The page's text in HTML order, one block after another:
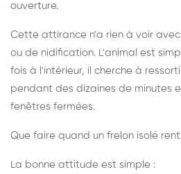
ouverture.
Cette attirance n'a rien à voir
ou de nidification. L'animal est
fois à l'intérieur, il cherche à
pendant des dizaines de minutes
fenêtres fermées.
Que faire quand un frelon isolé
La bonne attitude est simple :